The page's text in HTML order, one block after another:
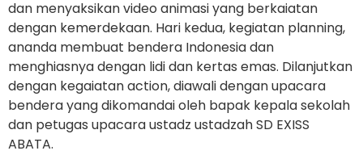
dan menyaksikan video animasi yang berkaiatan
dengan kemerdekaan. Hari kedua, kegiatan planning,
ananda membuat bendera Indonesia dan
menghiasnya dengan lidi dan kertas emas. Dilanjutkan
dengan kegaiatan action, diawali dengan upacara
bendera yang dikomandai oleh bapak kepala sekolah
dan petugas upacara ustadz ustadzah SD EXISS
ABATA.